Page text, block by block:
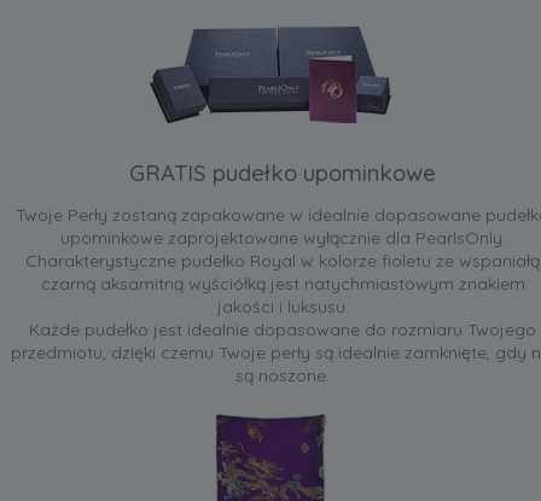
GRATIS pudełko upominkowe
Twoje Perły zostaną zapakowane w idealnie dopasowane
upominkowe zaprojektowane wyłącznie dla PearlsOnly.
Charakterystyczne pudełko Royal w kolorze fioletu ze wspaniałą
czarną aksamitną wyściółką jest natychmiastowym znakiem
jakości i luksusu.
Każde pudełko jest idealnie dopasowane do rozmiaru Twojego
przedmiotu, dzięki czemu Twoje perły są idealnie zamknięte, gdy
są noszone.